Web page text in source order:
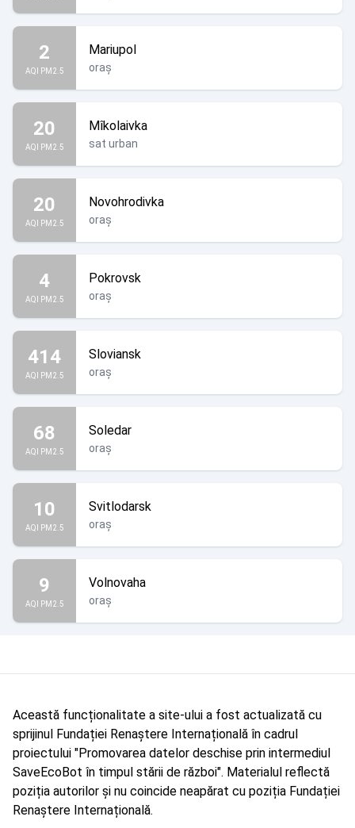
2
AQI PM2.5
Mariupol
oraș
20
AQI PM2.5
Mîkolaivka
sat urban
20
AQI PM2.5
Novohrodivka
oraș
4
AQI PM2.5
Pokrovsk
oraș
414
AQI PM2.5
Sloviansk
oraș
68
AQI PM2.5
Soledar
oraș
10
AQI PM2.5
Svitlodarsk
oraș
9
AQI PM2.5
Volnovaha
oraș
Această funcționalitate a site-ului a fost actualizată cu
sprijinul Fundației Renaștere Internațională în cadrul
proiectului "Promovarea datelor deschise prin intermediul
SaveEcoBot în timpul stării de război". Materialul reflectă
poziția autorilor și nu coincide neapărat cu poziția Fundației
Renaștere Internațională.